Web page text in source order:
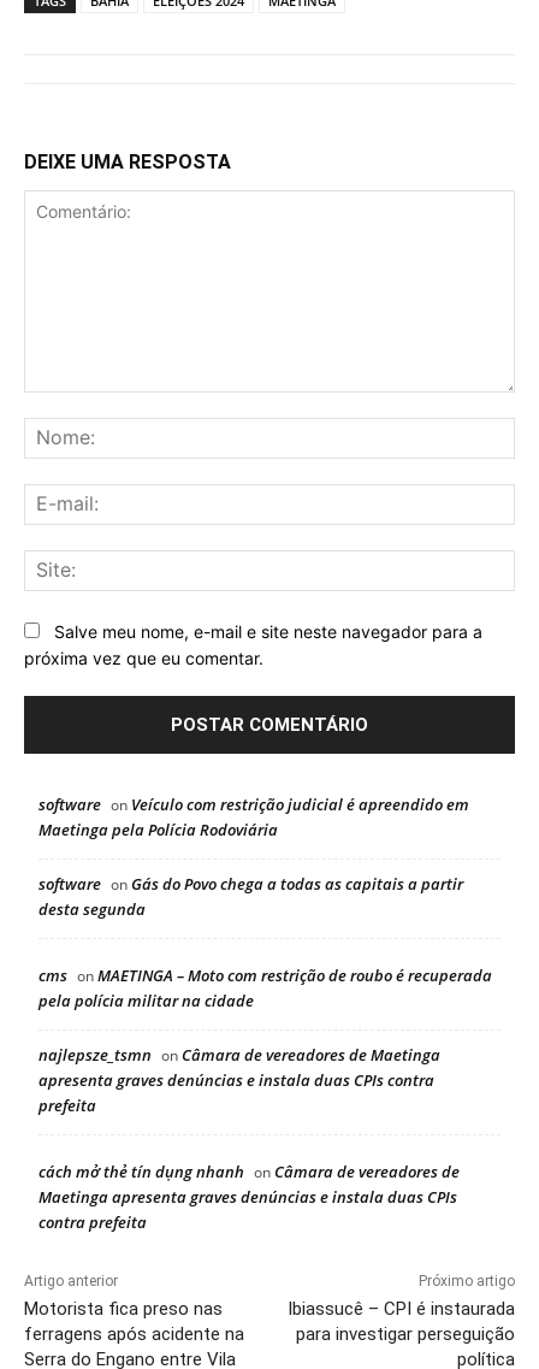
DEIXE UMA RESPOSTA
Salve meu nome, e-mail e site neste navegador para a
próxima vez que eu comentar.
software on Veículo com restrição judicial é apreendido em
Maetinga pela Polícia Rodoviária
software onGás do Povo chega a todas as capitais a partir
desta segunda
cms onMAETINGA – Moto com restrição de roubo é recuperada
pela polícia militar na cidade
najlepsze_tsmn onCâmara de vereadores de Maetinga
apresenta graves denúncias e instala duas CPIs contra
prefeita
cách mở thẻ tín dụng nhanh onCâmara de vereadores de
Maetinga apresenta graves denúncias e instala duas CPIs
contra prefeita
Artigo anterior
Motorista fica preso nas
ferragens após acidente na
Serra do Engano entre Vila
Próximo artigo
Ibiassucê – CPI é instaurada
para investigar perseguição
política